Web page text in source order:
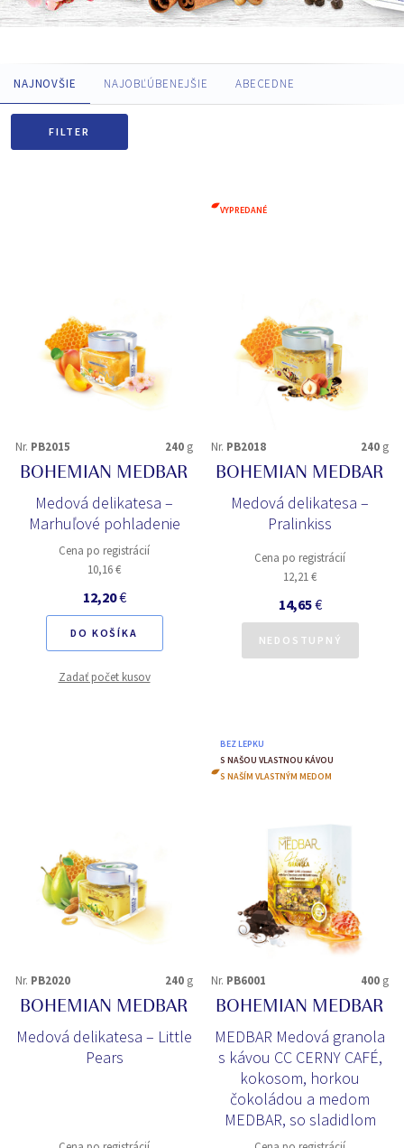
NAJNOVŠIE NAJOBĽÚBENEJŠIE ABECEDNE
FILTER
Nr. PB2015 240 g
BOHEMIAN MEDBAR
Medová delikatesa –
Marhuľové pohladenie
Cena po registrácií
10,16 €
12,20€
DO KOŠÍKA
Zadať počet kusov
VYPREDANÉ
Nr. PB2018 240 g
BOHEMIAN MEDBAR
Medová delikatesa –
Pralinkiss
Cena po registrácií
12,21 €
14,65€
NEDOSTUPNÝ
Nr. PB2020 240 g
BOHEMIAN MEDBAR
Medová delikatesa – Little
Pears
BEZ LEPKU
S NAŠOU VLASTNOU KÁVOU
S NAŠÍM VLASTNÝM MEDOM
Nr. PB6001 400 g
BOHEMIAN MEDBAR
MEDBAR Medová granola
s kávou CC CERNY CAFÉ,
kokosom, horkou
čokoládou a medom
MEDBAR, so sladidlom